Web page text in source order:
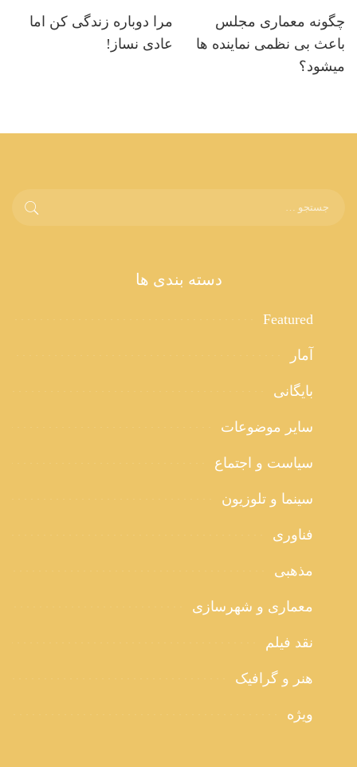
چگونه معماری مجلس
باعث بی نظمی نماینده ها
میشود؟
مرا دوباره زندگی کن اما
عادی نساز!
دسته بندی ها
Featured
آمار
بایگانی
سایر موضوعات
سیاست و اجتماع
سینما و تلوزیون
فناوری
مذهبی
معماری و شهرسازی
نقد فیلم
هنر و گرافیک
ویژه